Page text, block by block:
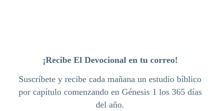
¡Recibe El Devocional en tu correo!
Suscríbete y recibe cada mañana un estudio bíblico
por capítulo comenzando en Génesis 1 los 365 días
del año.